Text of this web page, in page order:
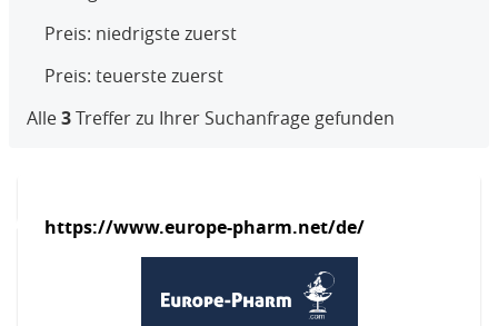
Preis: niedrigste zuerst
Preis: teuerste zuerst
Alle3Treffer zu Ihrer Suchanfrage gefunden
https://www.europe-pharm.net/de/